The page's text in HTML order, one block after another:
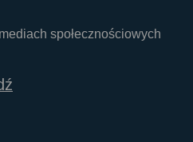
społecznościowych